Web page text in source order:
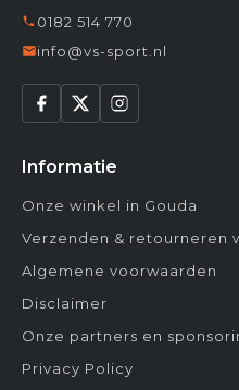
0182 514 770
info@vs-sport.nl
Informatie
Onze winkel in Gouda
Verzenden & retourneren
Algemene voorwaarden
Disclaimer
Onze partners en
Privacy Policy